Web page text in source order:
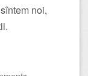
noi,